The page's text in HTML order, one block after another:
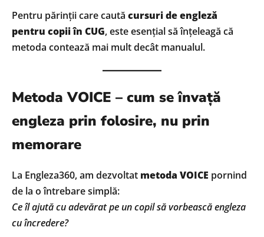
Pentru părinții care caută cursuri de engleză
pentru copii în CUG, este esențial să înțeleagă că
metoda contează mai mult decât manualul.
Metoda VOICE – cum se învață
engleza prin folosire, nu prin
memorare
La Engleza360, am dezvoltat metoda VOICE pornind
de la o întrebare simplă:
Ce îl ajută cu adevărat pe un copil să vorbească engleza
cu încredere?